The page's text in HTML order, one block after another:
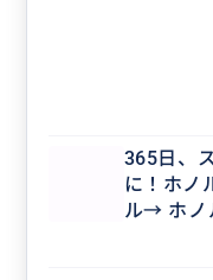
365日、
に！ホノ
ル→ ホノ